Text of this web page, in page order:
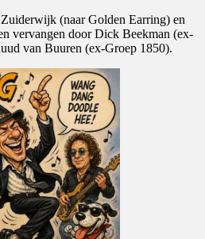
(naar Golden Earring) en
vervangen door Dick Beekman (ex-
van Buuren (ex-Groep 1850).